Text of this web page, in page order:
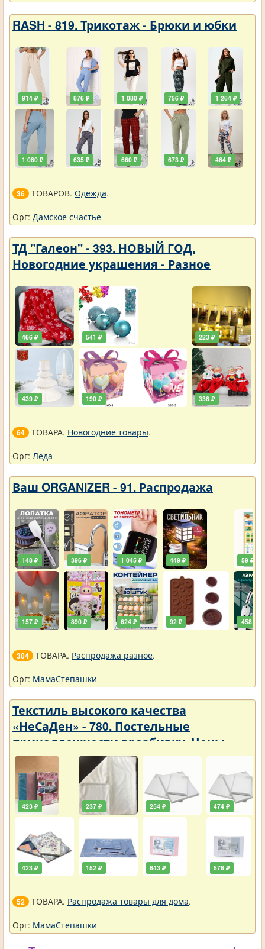
RASH - 819. Трикотаж - Брюки и юбки
914 ₽
1 080 ₽
876 ₽
635 ₽
1 080 ₽
660 ₽
756 ₽
673 ₽
1 264 ₽
464 ₽
36 ТОВАРОВ. Одежда.
Орг: Дамское счастье
ТД "Галеон" - 393. НОВЫЙ ГОД.
Новогодние украшения - Разное
466 ₽
439 ₽
541 ₽
190 ₽
223 ₽
336 ₽
64 ТОВАРА. Новогодние товары.
Орг: Леда
Ваш ORGANIZER - 91. Распродажа
148 ₽
157 ₽
396 ₽
890 ₽
1 045 ₽
624 ₽
449 ₽
92 ₽
59 ₽
458 ₽
304 ТОВАРА. Распродажа разное.
Орг: МамаСтепашки
Текстиль высокого качества
«НеСаДен» - 780. Постельные
принадлежности вразбивку. Цены
упали
423 ₽
423 ₽
237 ₽
152 ₽
254 ₽
643 ₽
474 ₽
576 ₽
52 ТОВАРА. Распродажа товары для дома.
Орг: МамаСтепашки